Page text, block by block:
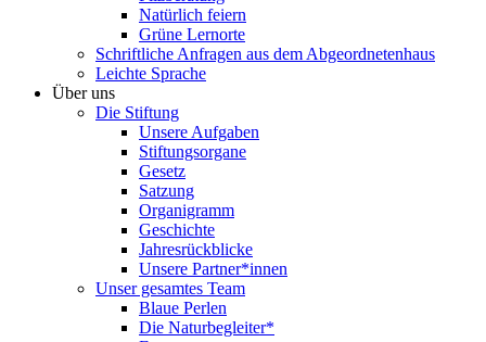
Natürlich feiern
Grüne Lernorte
Schriftliche Anfragen aus dem Abgeordnetenhaus
Leichte Sprache
Über uns
Die Stiftung
Unsere Aufgaben
Stiftungsorgane
Gesetz
Satzung
Organigramm
Geschichte
Jahresrückblicke
Unsere Partner*innen
Unser gesamtes Team
Blaue Perlen
Die Naturbegleiter*